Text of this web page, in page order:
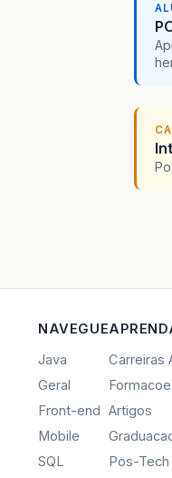
NAVEGUE
Java
Geral
Front-end
Mobile
SQL
Carreiras
Artigos
Pos-Tech